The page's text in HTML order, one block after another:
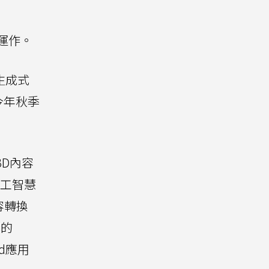
作。
成式
秋季
內容
智慧
轉換
應用